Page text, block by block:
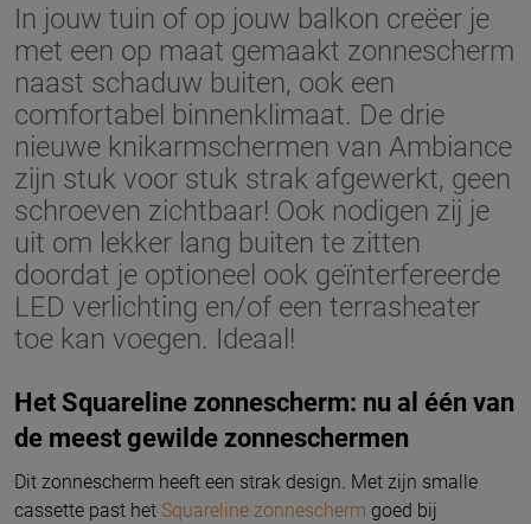
In jouw tuin of op jouw balkon creëer je
met een op maat gemaakt zonnescherm
naast schaduw buiten, ook een
comfortabel binnenklimaat. De drie
nieuwe knikarmschermen van Ambiance
zijn stuk voor stuk strak afgewerkt, geen
schroeven zichtbaar! Ook nodigen zij je
uit om lekker lang buiten te zitten
doordat je optioneel ook geïnterfereerde
LED verlichting en/of een terrasheater
toe kan voegen. Ideaal!
Het Squareline zonnescherm: nu al één van
de meest gewilde zonneschermen
Dit zonnescherm heeft een strak design. Met zijn smalle
cassette past het Squareline zonnescherm goed bij